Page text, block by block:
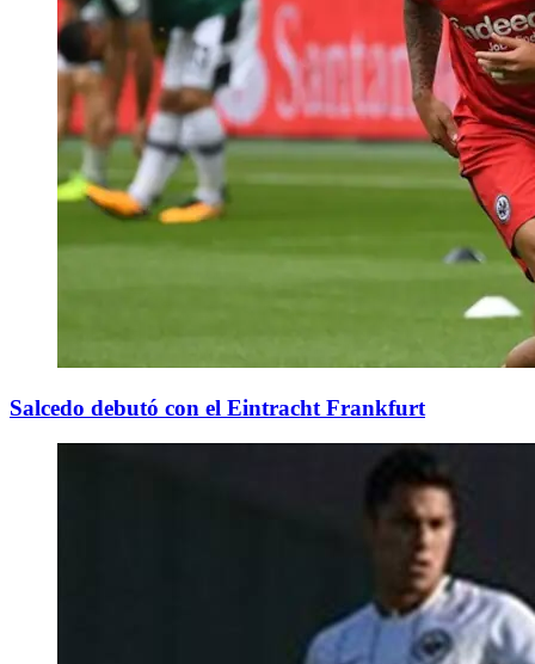
Salcedo debutó con el Eintracht Frankfurt